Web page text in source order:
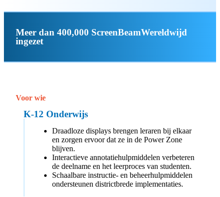
Meer dan 400,000 ScreenBeamWereldwijd
ingezet
Voor wie
K-12 Onderwijs
Draadloze displays brengen leraren bij elkaar
en zorgen ervoor dat ze in de Power Zone
blijven.
Interactieve annotatiehulpmiddelen verbeteren
de deelname en het leerproces van studenten.
Schaalbare instructie- en beheerhulpmiddelen
ondersteunen districtbrede implementaties.